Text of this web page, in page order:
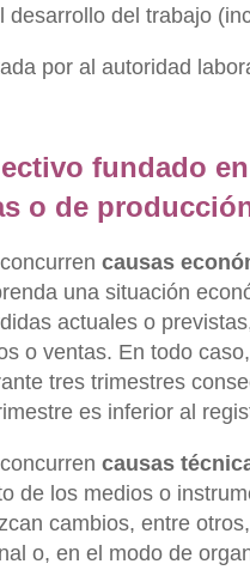
desarrollo del trabajo
por al autoridad
fundado
o de
causas
una situación
actuales o
o ventas. En todo
tres trimestres
es inferior al
causas
de los medios o
cambios, entre
o, en el modo de